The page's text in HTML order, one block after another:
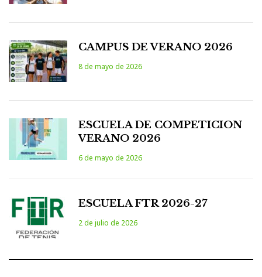
CAMPUS DE VERANO 2026
8 de mayo de 2026
ESCUELA DE COMPETICION
VERANO 2026
6 de mayo de 2026
ESCUELA FTR 2026-27
2 de julio de 2026